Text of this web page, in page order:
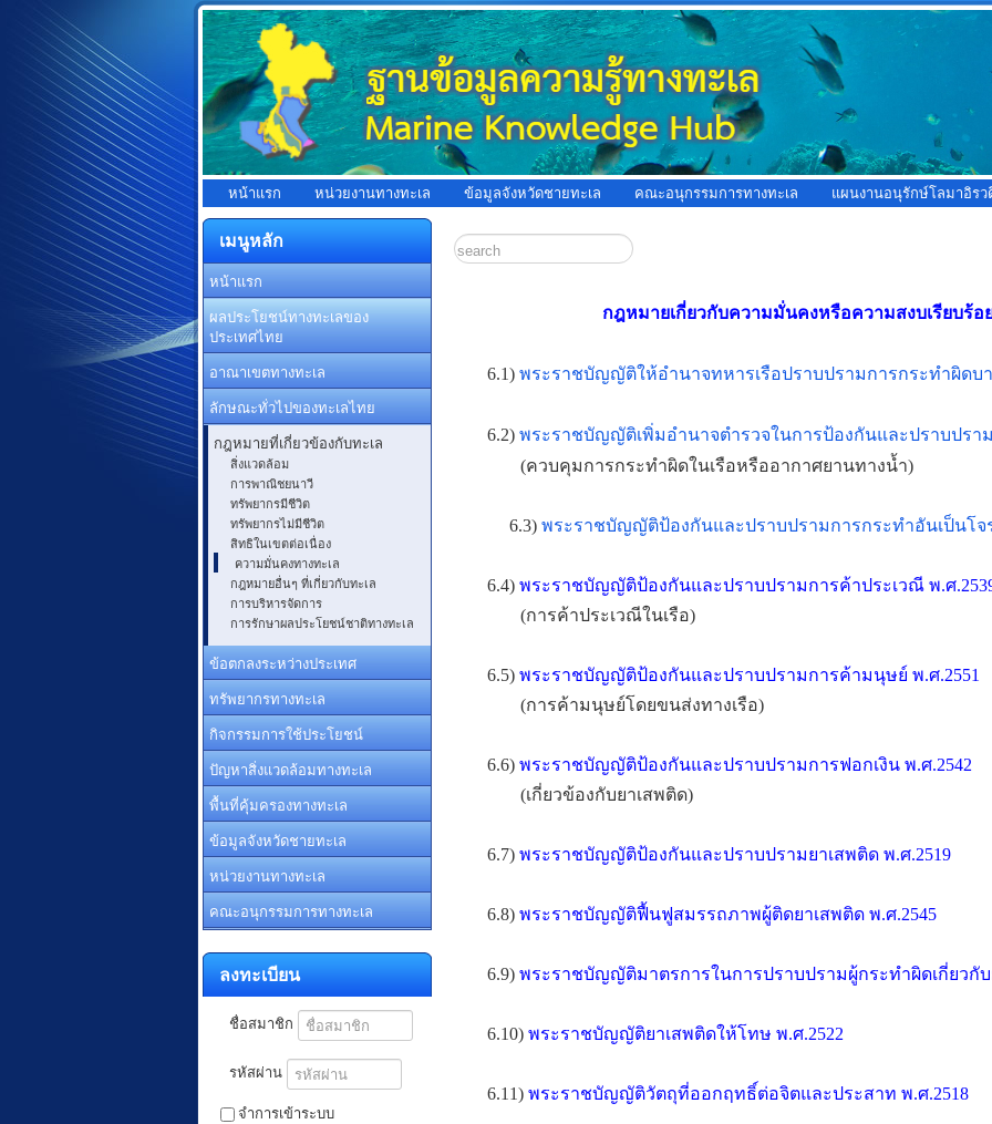
หน้าแรก หน่วยงานทางทะเล ข้อมูลจังหวัดชายทะเล คณะอนุกรรมการทางทะเล แผนงานอนุรักษ์โลมาอิรว
เมนูหลัก
หน้าแรก
ผลประโยชน์ทางทะเลของ
ประเทศไทย
อาณาเขตทางทะเล
ลักษณะทั่วไปของทะเลไทย
กฎหมายที่เกี่ยวข้องกับทะเล
สิ่งแวดล้อม
การพาณิชยนาวี
ทรัพยากรมีชีวิต
ทรัพยากรไม่มีชีวิต
สิทธิในเขตต่อเนื่อง
ความมั่นคงทางทะเล
กฎหมายอื่นๆ ที่เกี่ยวกับทะเล
การบริหารจัดการ
การรักษาผลประโยชน์ชาติทางทะเล
ข้อตกลงระหว่างประเทศ
ทรัพยากรทางทะเล
กิจกรรมการใช้ประโยชน์
ปัญหาสิ่งแวดล้อมทางทะเล
พื้นที่คุ้มครองทางทะเล
ข้อมูลจังหวัดชายทะเล
หน่วยงานทางทะเล
คณะอนุกรรมการทางทะเล
ลงทะเบียน
ชื่อสมาชิก
รหัสผ่าน
จำการเข้าระบบ
กฎหมายเกี่ยวกับความมั่นคงหรือความสงบเรียบร้อ
6.1) พระราชบัญญัติให้อำนาจทหารเรือปราบปรามการกระทำผิดบา
6.2) พระราชบัญญัติเพิ่มอำนาจตำรวจในการป้องกันและปราบปรา
(ควบคุมการกระทำผิดในเรือหรืออากาศยานทางน้ำ)
6.3) พระราชบัญญัติป้องกันและปราบปรามการกระทำอันเป็นโจ
6.4) พระราชบัญญัติป้องกันและปราบปรามการค้าประเวณี พ.ศ
(การค้าประเวณีในเรือ)
6.5) พระราชบัญญัติป้องกันและปราบปรามการค้ามนุษย์ พ.ศ.2551
(การค้ามนุษย์โดยขนส่งทางเรือ)
6.6) พระราชบัญญัติป้องกันและปราบปรามการฟอกเงิน พ.ศ.2542
(เกี่ยวข้องกับยาเสพติด)
6.7) พระราชบัญญัติป้องกันและปราบปรามยาเสพติด พ.ศ.2519
6.8) พระราชบัญญัติฟื้นฟูสมรรถภาพผู้ติดยาเสพติด พ.ศ.2545
6.9) พระราชบัญญัติมาตรการในการปราบปรามผู้กระทำผิดเกี่ยวกับ
6.10) พระราชบัญญัติยาเสพติดให้โทษ พ.ศ.2522
6.11) พระราชบัญญัติวัตถุที่ออกฤทธิ์ต่อจิตและประสาท พ.ศ.2518